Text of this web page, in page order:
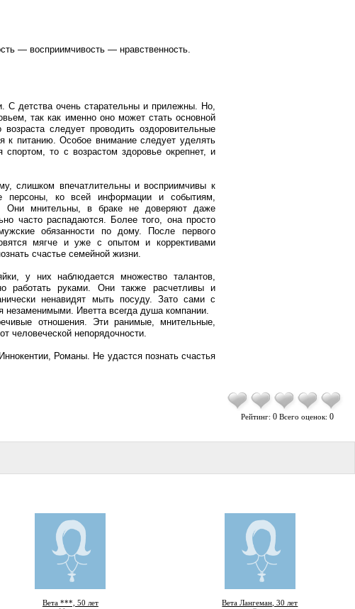
— восприимчивость — нравственность.
детства очень старательны и прилежны. Но,
так как именно оно может стать основной
следует проводить оздоровительные
к питанию. Особое внимание следует уделять
то с возрастом здоровье окрепнет, и
слишком впечатлительны и восприимчивы к
персоны, ко всей информации и событиям,
Они мнительны, в браке не доверяют даже
часто распадаются. Более того, она просто
обязанности по дому. После первого
мягче и уже с опытом и коррективами
счастье семейной жизни.
у них наблюдается множество талантов,
работать руками. Они также расчетливы и
ненавидят мыть посуду. Зато сами с
незаменимыми. Иветта всегда душа компании.
отношения. Эти ранимые, мнительные,
человеческой непорядочности.
Романы. Не удастся познать счастья
Рейтинг:0 Всего оценок:0
Вета ***, 50 лет Вета Лангеман, 30 лет